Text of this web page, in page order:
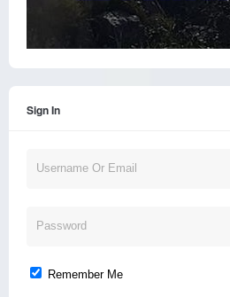
Sign In
Remember Me